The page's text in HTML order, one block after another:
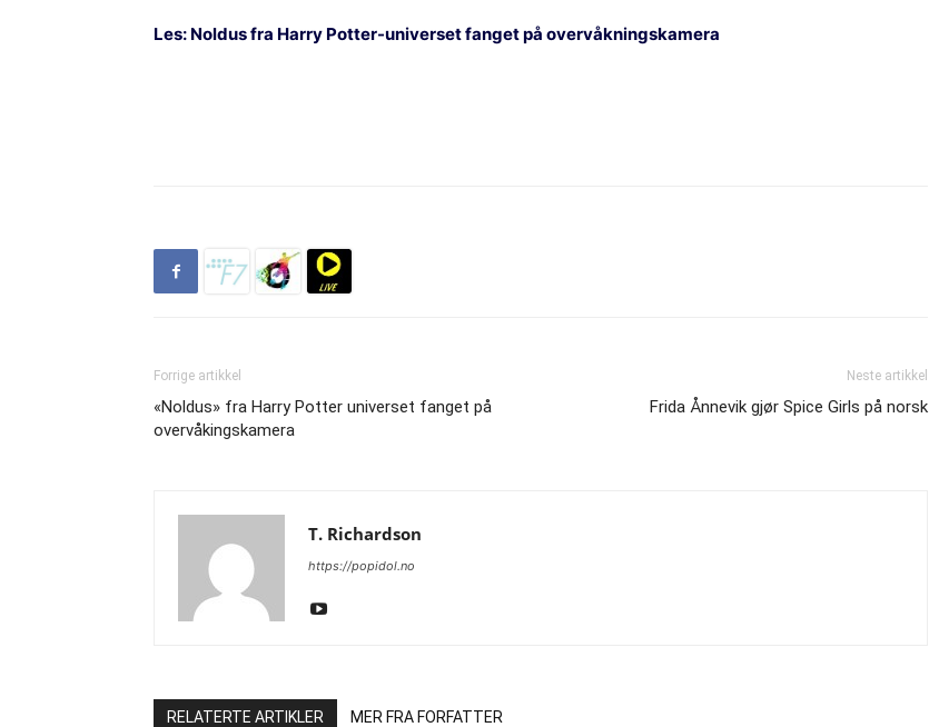
Les: Noldus fra Harry Potter-universet fanget på overvåkningskamera
Forrige artikkel
«Noldus» fra Harry Potter universet fanget på
overvåkingskamera
Neste artikkel
Frida Ånnevik gjør Spice Girls på norsk
T. Richardson
https://popidol.no
RELATERTE ARTIKLER MER FRA FORFATTER